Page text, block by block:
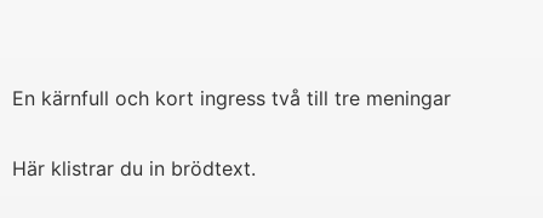
En kärnfull och kort ingress två till tre meningar
Här klistrar du in brödtext.